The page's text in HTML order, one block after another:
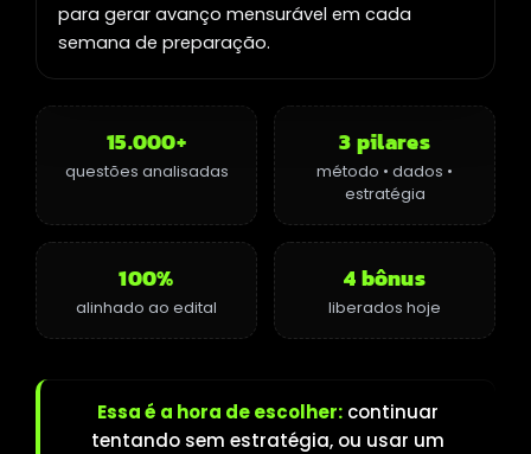
para gerar avanço mensurável em cada
semana de preparação.
15.000+
questões analisadas
3 pilares
método • dados •
estratégia
100%
alinhado ao edital
4 bônus
liberados hoje
Essa é a hora de escolher: continuar
tentando sem estratégia, ou usar um